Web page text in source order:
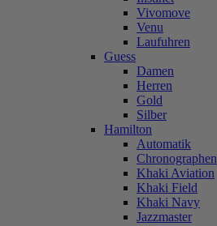
Vivomove
Venu
Laufuhren
Guess
Damen
Herren
Gold
Silber
Hamilton
Automatik
Chronographen
Khaki Aviation
Khaki Field
Khaki Navy
Jazzmaster